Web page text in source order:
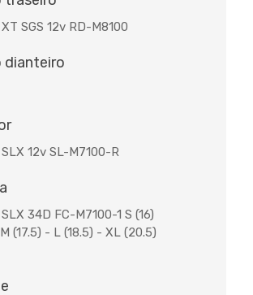
SGS 12v RD-M8100
dianteiro
12v SL-M7100-R
34D FC-M7100-1 S (16)
(17.5) - L (18.5) - XL (20.5)